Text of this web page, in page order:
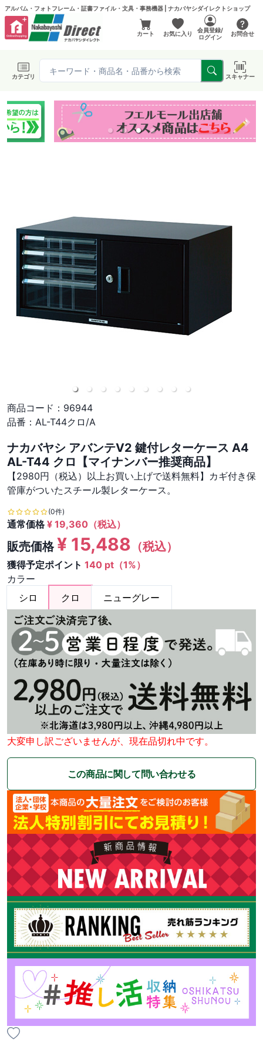
アルバム・フォトフレーム・証書ファイル・文具・事務機器 | ナカバヤシダイレクトショップ
カート お気に入り
会員登録/
ログイン
お問合せ
カテゴリ スキャナー
商品コード： 96944
品番： AL-T44クロ/A
ナカバヤシ アバンテV2 鍵付レターケース A4
AL-T44 クロ【マイナンバー推奨商品】
【2980円（税込）以上お買い上げで送料無料】カギ付き保
管庫がついたスチール製レターケース。
(0件)
通常価格¥ 19,360 （税込）
販売価格¥ 15,488 （税込）
獲得予定ポイント 140 pt（1%）
カラー
シロ
クロ ニューグレー
大変申し訳ございませんが、現在品切れ中です。
この商品に関して問い合わせる